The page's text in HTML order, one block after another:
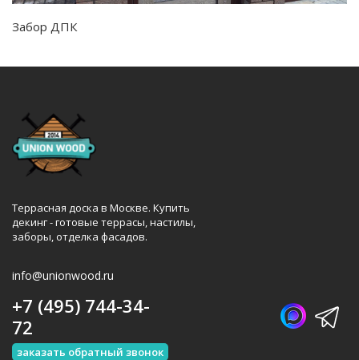
Забор ДПК
Террасная доска в Москве. Купить
декинг - готовые террасы, настилы,
заборы, отделка фасадов.
info@unionwood.ru
+7 (495) 744-34-
72
заказать обратный звонок